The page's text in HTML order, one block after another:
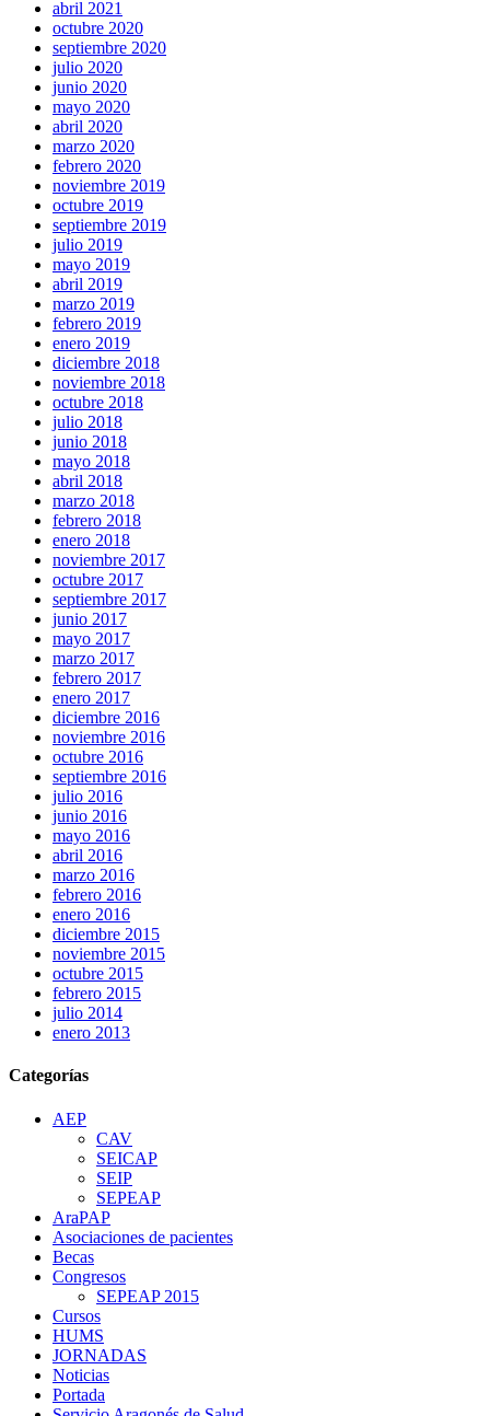
abril 2021
octubre 2020
septiembre 2020
julio 2020
junio 2020
mayo 2020
abril 2020
marzo 2020
febrero 2020
noviembre 2019
octubre 2019
septiembre 2019
julio 2019
mayo 2019
abril 2019
marzo 2019
febrero 2019
enero 2019
diciembre 2018
noviembre 2018
octubre 2018
julio 2018
junio 2018
mayo 2018
abril 2018
marzo 2018
febrero 2018
enero 2018
noviembre 2017
octubre 2017
septiembre 2017
junio 2017
mayo 2017
marzo 2017
febrero 2017
enero 2017
diciembre 2016
noviembre 2016
octubre 2016
septiembre 2016
julio 2016
junio 2016
mayo 2016
abril 2016
marzo 2016
febrero 2016
enero 2016
diciembre 2015
noviembre 2015
octubre 2015
febrero 2015
julio 2014
enero 2013
Categorías
AEP
CAV
SEICAP
SEIP
SEPEAP
AraPAP
Asociaciones de pacientes
Becas
Congresos
SEPEAP 2015
Cursos
HUMS
JORNADAS
Noticias
Portada